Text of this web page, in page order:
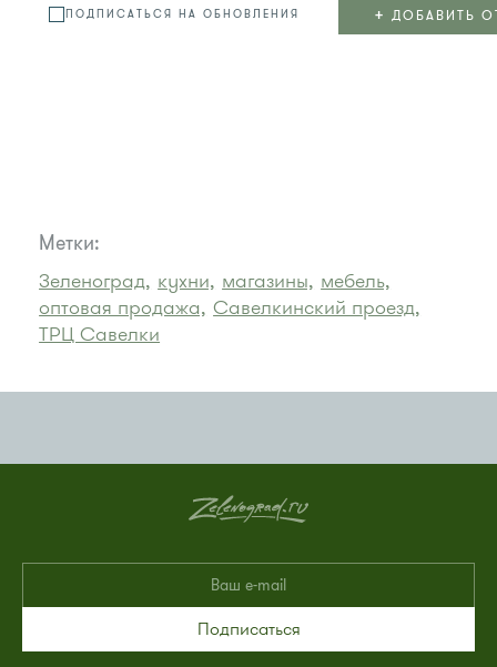
ПОДПИСАТЬСЯ НА ОБНОВЛЕНИЯ + ДОБАВИТЬ
Метки:
Зеленоград, кухни, магазины, мебель,
оптовая продажа, Савелкинский проезд,
ТРЦ Савелки
Подписаться